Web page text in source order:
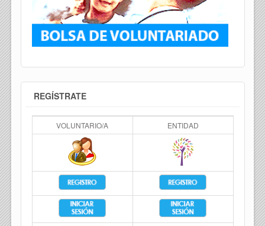
REGÍSTRATE
VOLUNTARIO/A ENTIDAD